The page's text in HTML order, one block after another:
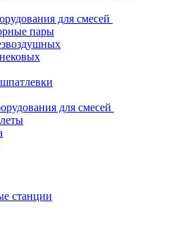
для смесей
пары
для смесей
станции